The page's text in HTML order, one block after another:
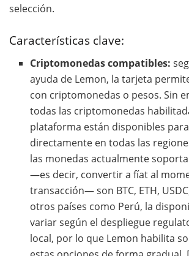
selección.
Características clave:
Criptomonedas compatibles:
ayuda de Lemon, la tarjeta
con criptomonedas o pesos. Sin
todas las criptomonedas
plataforma están disponibles
directamente en todas las
las monedas actualmente
—es decir, convertir a fíat al
transacción— son BTC, ETH,
otros países como Perú, la
variar según el despliegue
local, por lo que Lemon habilita